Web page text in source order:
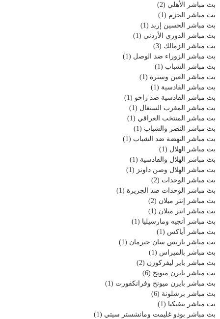
بث مباشر الأهلي (2)
بث مباشر الحزم (1)
بث مباشر الحسين إربد (1)
بث مباشر الدوري الأردني (1)
بث مباشر الزمالك (3)
بث مباشر الزوراء ضد الوصل (1)
بث مباشر الشباب (1)
بث مباشر العين وسترة (1)
بث مباشر القادسية (1)
بث مباشر القادسية ضد زاخو (1)
بث مباشر المغرب السنغال (1)
بث مباشر المنتخب العراقي (1)
بث مباشر النصر والشباب (1)
بث مباشر النهضة ضد الشباب (1)
بث مباشر الهلال (1)
بث مباشر الهلال والقادسية (1)
بث مباشر الهلال وصن داونز (1)
بث مباشر الوحدات (2)
بث مباشر الوحدات ضد الجزيرة (1)
بث مباشر إنتر ميلان (2)
بث مباشر انتر ميلان (1)
بث مباشر أنجيه ومارسيليا (1)
بث مباشر أياكس (1)
بث مباشر باريس سان جيرمان (1)
بث مباشر بالميراس (1)
بث مباشر باير ليفركوزن (2)
بث مباشر بايرن ميونخ (6)
بث مباشر بايرن ميونخ وفرانكفورت (1)
بث مباشر برشلونة (6)
بث مباشر بنفيكيا (1)
بث مباشر بودو غليمت ومانشستر سيتي (1)